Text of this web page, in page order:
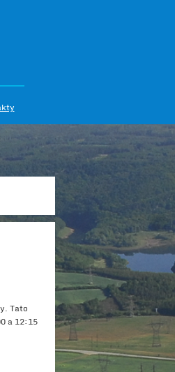
Tato
a 12:15